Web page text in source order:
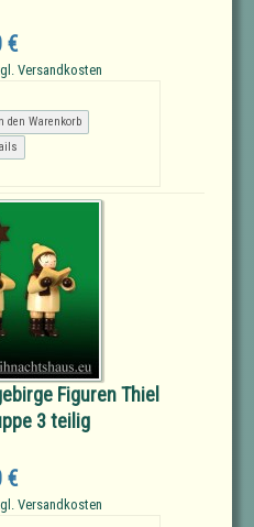
€
Versandkosten
den Warenkorb
Figuren Thiel
3 teilig
€
Versandkosten